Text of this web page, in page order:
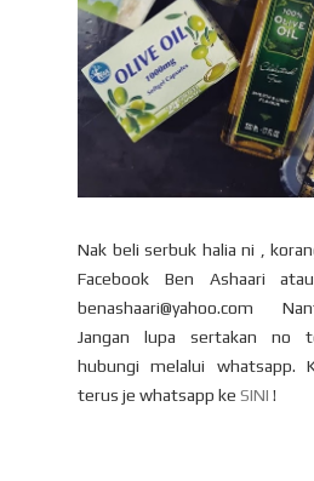
Nak beli serbuk halia ni ,
Facebook Ben Ashaari
benashaari@yahoo.com
Jangan lupa sertakan no
hubungi melalui whatsapp.
terus je whatsapp ke SINI !